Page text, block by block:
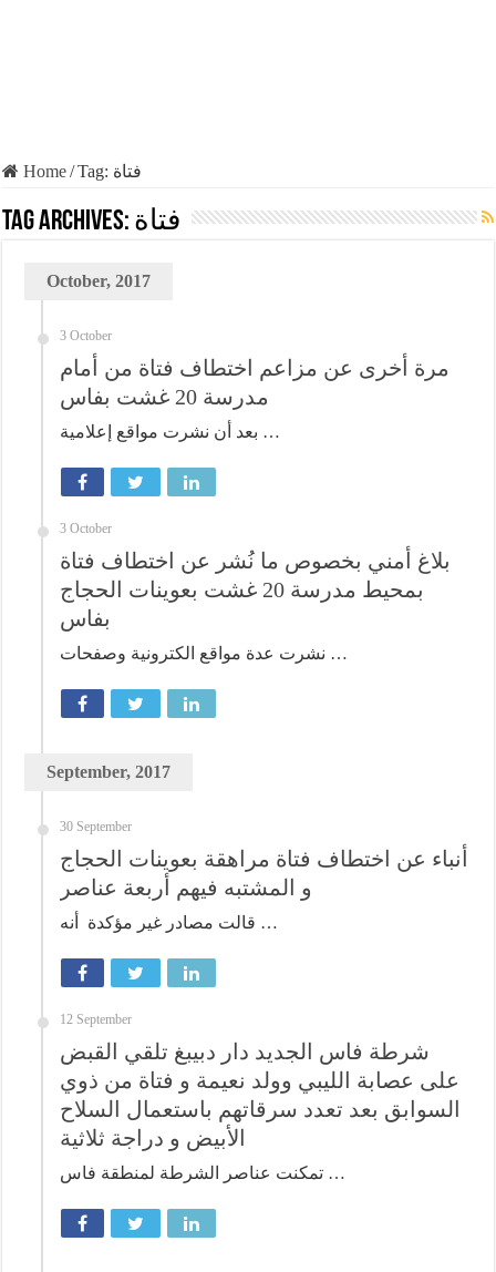
Home/Tag: فتاة
Tag Archives: فتاة
October, 2017
3 October
مرة أخرى عن مزاعم اختطاف فتاة من أمام
مدرسة 20 غشت بفاس
بعد أن نشرت مواقع إعلامية …
3 October
بلاغ أمني بخصوص ما نُشر عن اختطاف فتاة
بمحيط مدرسة 20 غشت بعوينات الحجاج
بفاس
نشرت عدة مواقع الكترونية وصفحات …
September, 2017
30 September
أنباء عن اختطاف فتاة مراهقة بعوينات الحجاج
و المشتبه فيهم أربعة عناصر
قالت مصادر غير مؤكدة أنه …
12 September
شرطة فاس الجديد دار دبيبغ تلقي القبض
على عصابة الليبي وولد نعيمة و فتاة من ذوي
السوابق بعد تعدد سرقاتهم باستعمال السلاح
الأبيض و دراجة ثلاثية
تمكنت عناصر الشرطة لمنطقة فاس …